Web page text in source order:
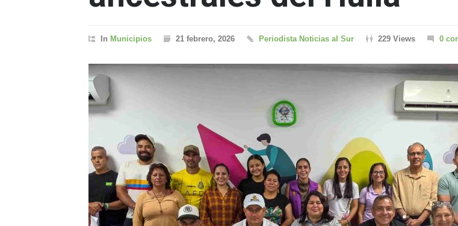
In Municipios 21 febrero, 2026 Periodista Noticias al Sur 229 Views 0